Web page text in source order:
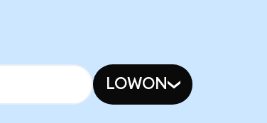
LOWON